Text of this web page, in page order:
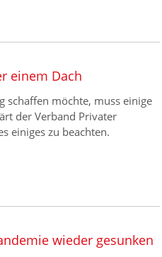
einem Dach
schaffen möchte, muss einige
der Verband Privater
einiges zu beachten.
wieder gesunken